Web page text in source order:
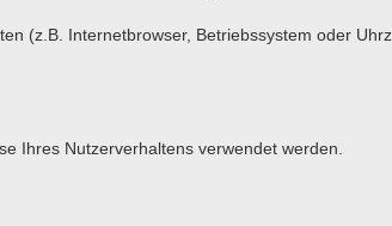
(z.B. Internetbrowser, Betriebssystem oder
Ihres Nutzerverhaltens verwendet werden.